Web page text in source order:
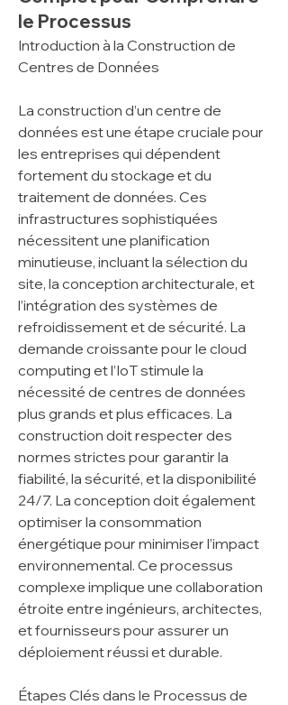
le Processus
Introduction à la Construction de
Centres de Données
La construction d’un centre de
données est une étape cruciale pour
les entreprises qui dépendent
fortement du stockage et du
traitement de données. Ces
infrastructures sophistiquées
nécessitent une planification
minutieuse, incluant la sélection du
site, la conception architecturale, et
l’intégration des systèmes de
refroidissement et de sécurité. La
demande croissante pour le cloud
computing et l’IoT stimule la
nécessité de centres de données
plus grands et plus efficaces. La
construction doit respecter des
normes strictes pour garantir la
fiabilité, la sécurité, et la disponibilité
24/7. La conception doit également
optimiser la consommation
énergétique pour minimiser l’impact
environnemental. Ce processus
complexe implique une collaboration
étroite entre ingénieurs, architectes,
et fournisseurs pour assurer un
déploiement réussi et durable.
Étapes Clés dans le Processus de